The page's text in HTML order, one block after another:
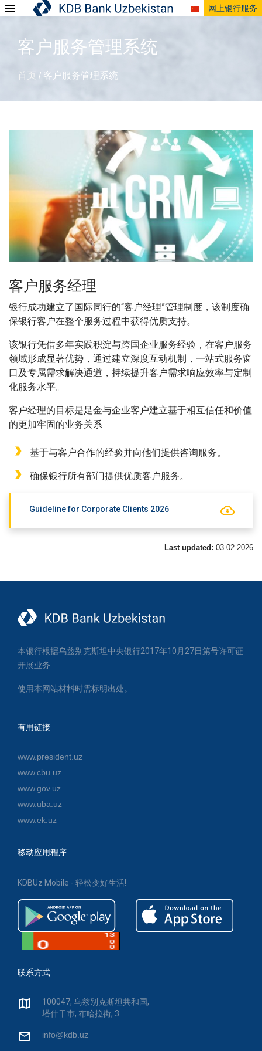
网上银行服务
客户服务管理系统
首页 / 客户服务管理系统
客户服务经理
银行成功建立了国际同行的“客户经理”管理制度，该制度确
保银行客户在整个服务过程中获得优质支持。
该银行凭借多年实践积淀与跨国企业服务经验，在客户服务
领域形成显著优势，通过建立深度互动机制，一站式服务窗
口及专属需求解决通道，持续提升客户需求响应效率与定制
化服务水平。
客户经理的目标是足金与企业客户建立基于相互信任和价值
的更加牢固的业务关系
基于与客户合作的经验并向他们提供咨询服务。
确保银行所有部门提供优质客户服务。
Guideline for Corporate Clients 2026
Last updated: 03.02.2026
本银行根据乌兹别克斯坦中央银行2017年10月27日第号许可证
开展业务
使用本网站材料时需标明出处。
有用链接
www.president.uz
www.cbu.uz
www.gov.uz
www.uba.uz
www.ek.uz
移动应用程序
KDBUz Mobile - 轻松变好生活!
联系方式
100047, 乌兹别克斯坦共和国,
塔什干市, 布哈拉街, 3
info@kdb.uz